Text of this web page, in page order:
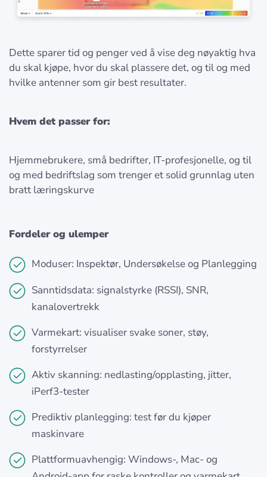
Dette sparer tid og penger ved å vise deg nøyaktig hva
du skal kjøpe, hvor du skal plassere det, og til og med
hvilke antenner som gir best resultater.
Hvem det passer for:
Hjemmebrukere, små bedrifter, IT-profesjonelle, og til
og med bedriftslag som trenger et solid grunnlag uten
bratt læringskurve
Fordeler og ulemper
Moduser: Inspektør, Undersøkelse og Planlegging
Sanntidsdata: signalstyrke (RSSI), SNR,
kanalovertrekk
Varmekart: visualiser svake soner, støy,
forstyrrelser
Aktiv skanning: nedlasting/opplasting, jitter,
iPerf3-tester
Prediktiv planlegging: test før du kjøper
maskinvare
Plattformuavhengig: Windows-, Mac- og